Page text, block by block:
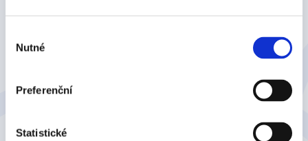
souhlasu
Nutné
Preferenční
Statistické